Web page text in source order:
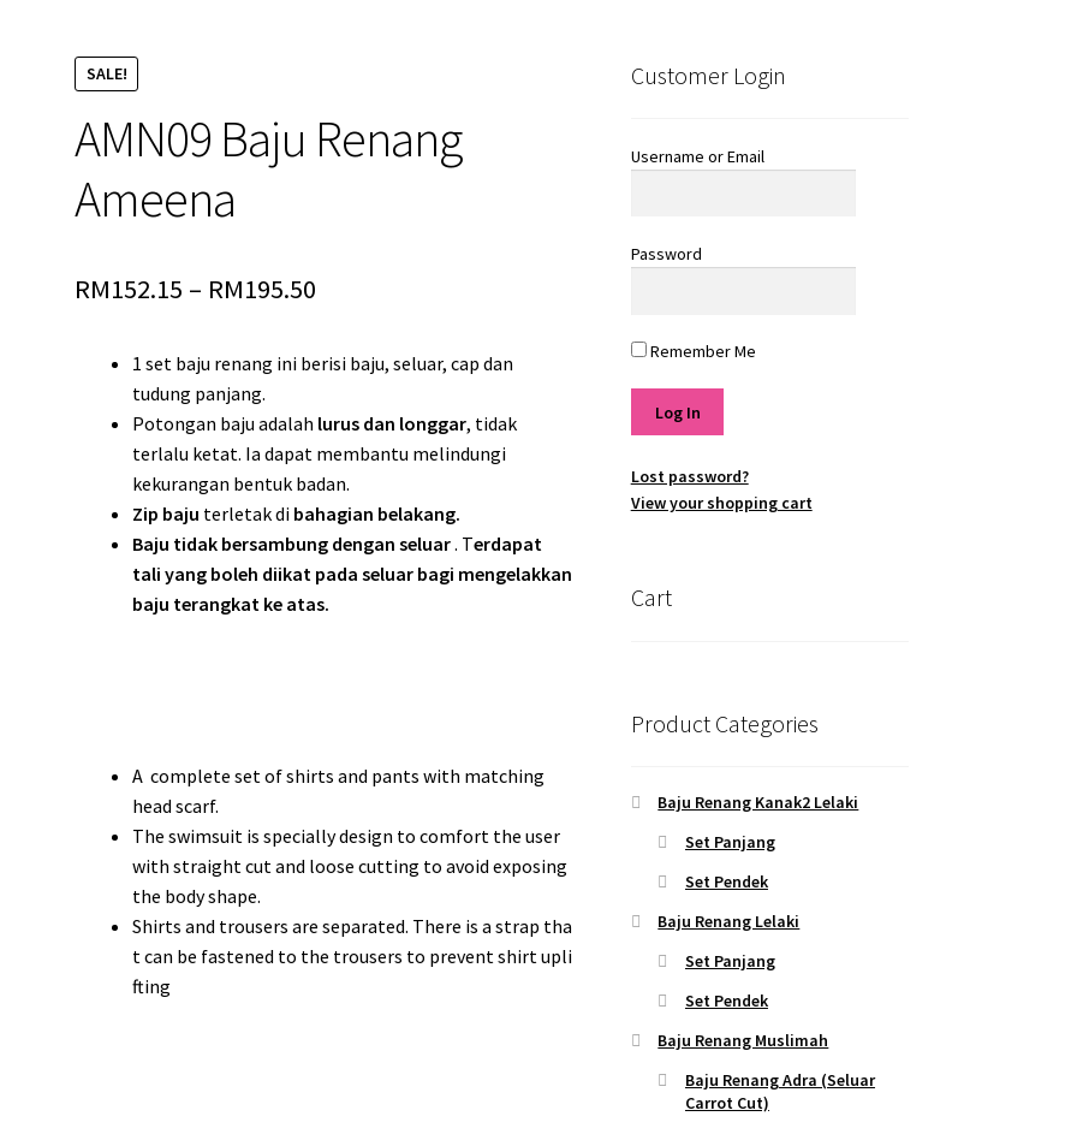
SALE!
AMN09 Baju Renang
Ameena
RM152.15 – RM195.50
1 set baju renang ini berisi baju, seluar, cap dan
tudung panjang.
Potongan baju adalah lurus dan longgar, tidak
terlalu ketat. Ia dapat membantu melindungi
kekurangan bentuk badan.
Zip baju terletak di bahagian belakang.
Baju tidak bersambung dengan seluar. Terdapat
tali yang boleh diikat pada seluar bagi mengelakkan
baju terangkat ke atas.
A complete set of shirts and pants with matching
head scarf.
The swimsuit is specially design to comfort the user
with straight cut and loose cutting to avoid exposing
the body shape.
Shirts and trousers are separated. There is a strap tha
t can be fastened to the trousers to prevent shirt upli
fting
Customer Login
Username or Email
Password
Remember Me
Lost password?
View your shopping cart
Cart
Product Categories
Baju Renang Kanak2 Lelaki
Set Panjang
Set Pendek
Baju Renang Lelaki
Set Panjang
Set Pendek
Baju Renang Muslimah
Baju Renang Adra (Seluar
Carrot Cut)